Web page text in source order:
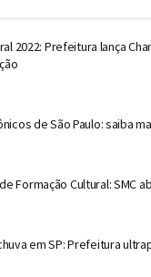
2022: Prefeitura lança
de São Paulo: saiba
Formação Cultural: SMC
em SP: Prefeitura